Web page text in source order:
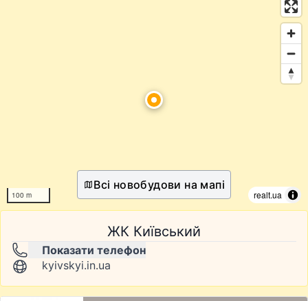
100 m realt.ua
Всі новобудови на мапі
ЖК Київський
Показати телефон
kyivskyi.in.ua